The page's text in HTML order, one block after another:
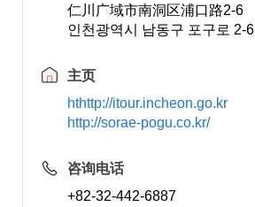
仁川广域市南洞区浦口路2-6
인천광역시 남동구 포구로 2-6
主页
hthttp://itour.incheon.go.kr
http://sorae-pogu.co.kr/
咨询电话
+82-32-442-6887